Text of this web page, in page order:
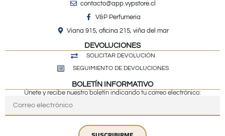
contacto@app.vypstore.cl
V&P Perfumeria
Viana 915, oficina 215, viña del mar
DEVOLUCIONES
SOLICITAR DEVOLUCIÓN
SEGUIMIENTO DE DEVOLUCIONES
BOLETÍN INFORMATIVO
Únete y recibe nuestro boletín indicando tu correo electrónico: